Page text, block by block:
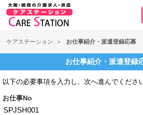
ケアステーション お仕事紹介・派遣登録応募
お仕事紹介・派遣登録
以下の必要事項を入力し、次へ進んでください
お仕事No